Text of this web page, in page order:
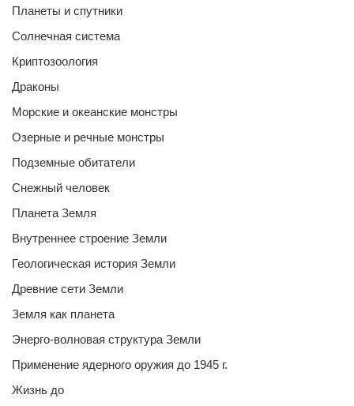
Планеты и спутники
Солнечная система
Криптозоология
Драконы
Морские и океанские монстры
Озерные и речные монстры
Подземные обитатели
Снежный человек
Планета Земля
Внутреннее строение Земли
Геологическая история Земли
Древние сети Земли
Земля как планета
Энерго-волновая структура Земли
Применение ядерного оружия до 1945 г.
Жизнь до